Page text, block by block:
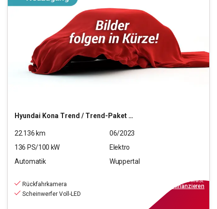
Hyundai Kona Trend / Trend-Paket Elektro 2WD
22.136 km
06/2023
136 PS/100 kW
Elektro
Automatik
Wuppertal
Rückfahrkamera
Scheinwerfer Voll-LED
inkl.MwSt.
finanzieren